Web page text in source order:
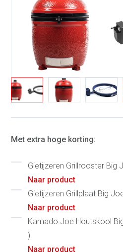
Met extra hoge korting:
Gietijzeren Grillrooster Big
Naar product
Gietijzeren Grillplaat Big
Naar product
Kamado Joe Houtskool
)
Naar product